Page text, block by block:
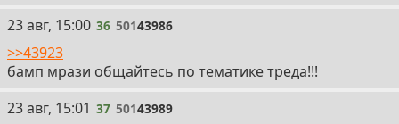
36
23 авг, 15:00 36 50143986
>>43923
бамп мрази общайтесь по тематике треда!!!
37
23 авг, 15:01 37 50143989